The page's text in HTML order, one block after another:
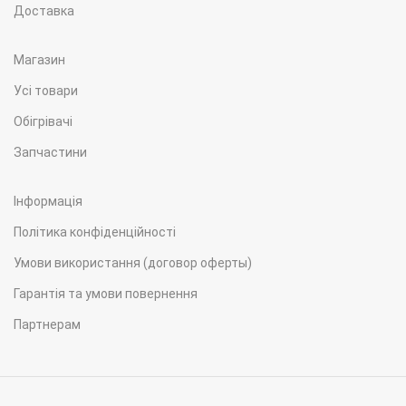
ПУЛЬТ КЕРУВАННЯ
ОБ'ЄМ ПАЛИВНОГО БАКА
Доставка
Магазин
Усі товари
Обігрівачі
Запчастини
Інформація
Політика конфіденційності
Умови використання (договор оферты)
Гарантія та умови повернення
Партнерам